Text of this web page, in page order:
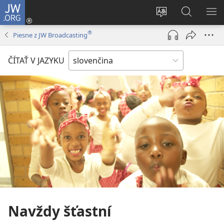
JW.ORG
Zmeniť
jazyk
stránky
Prihlásiť
sa
(otvorí
okno)
na
JW.ORG
Piesne z JW Broadcasting®
ČÍTAŤ V JAZYKU
Navždy šťastní